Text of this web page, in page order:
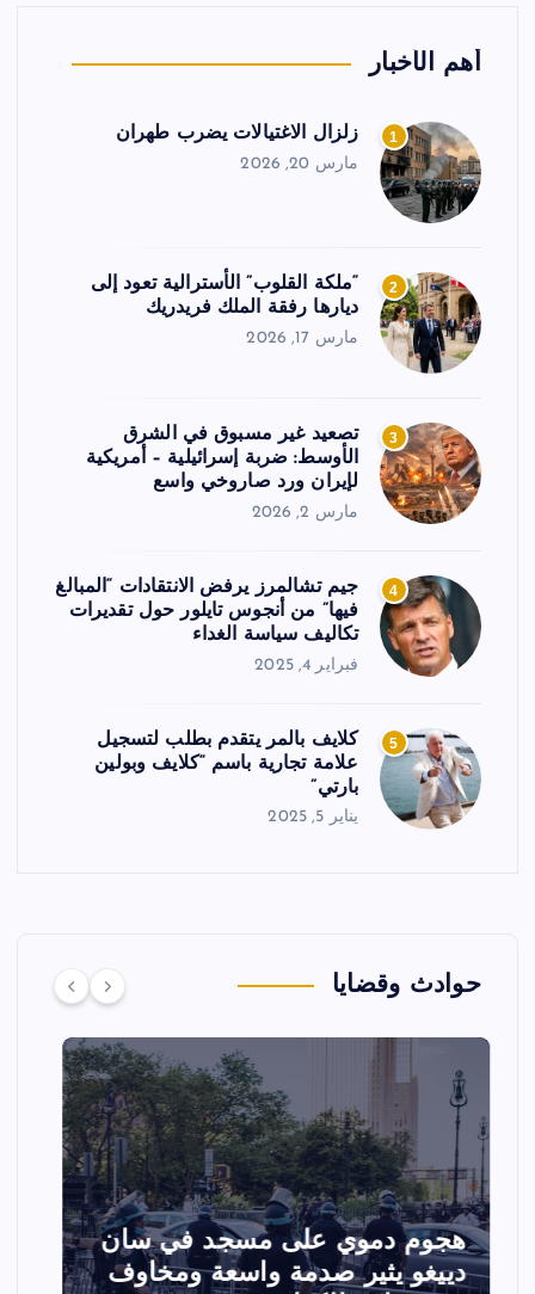
أهم الأخبار
1 زلزال الاغتيالات يضرب طهران
مارس 20, 2026
2
“ملكة القلوب” الأسترالية تعود إلى
ديارها رفقة الملك فريدريك
مارس 17, 2026
3
تصعيد غير مسبوق في الشرق
الأوسط: ضربة إسرائيلية – أمريكية
لإيران ورد صاروخي واسع
مارس 2, 2026
4
جيم تشالمرز يرفض الانتقادات “المبالغ
فيها” من أنجوس تايلور حول تقديرات
تكاليف سياسة الغداء
فبراير 4, 2025
5
كلايف بالمر يتقدم بطلب لتسجيل
علامة تجارية باسم “كلايف وبولين
بارتي”
يناير 5, 2025
حوادث وقضايا
تصادم مقاتلتين أمريكيتين خلال
عرض جوي في ولاية أيداهو وإلغاء